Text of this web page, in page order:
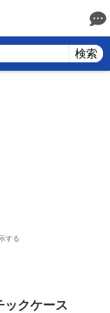
検索
する
ックケース